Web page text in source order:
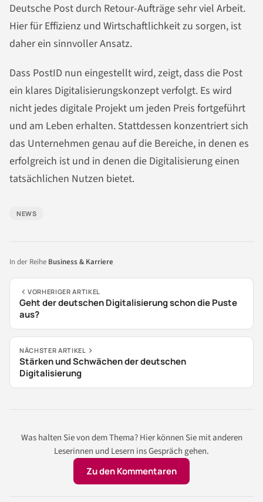
Deutsche Post durch Retour-Aufträge sehr viel Arbeit.
Hier für Effizienz und Wirtschaftlichkeit zu sorgen, ist
daher ein sinnvoller Ansatz.
Dass PostID nun eingestellt wird, zeigt, dass die Post
ein klares Digitalisierungskonzept verfolgt. Es wird
nicht jedes digitale Projekt um jeden Preis fortgeführt
und am Leben erhalten. Stattdessen konzentriert sich
das Unternehmen genau auf die Bereiche, in denen es
erfolgreich ist und in denen die Digitalisierung einen
tatsächlichen Nutzen bietet.
NEWS
In der Reihe Business & Karriere
VORHERIGER ARTIKEL
Geht der deutschen Digitalisierung schon die Puste
aus?
NÄCHSTER ARTIKEL
Stärken und Schwächen der deutschen
Digitalisierung
Was halten Sie von dem Thema? Hier können Sie mit anderen
Leserinnen und Lesern ins Gespräch gehen.
Zu den Kommentaren